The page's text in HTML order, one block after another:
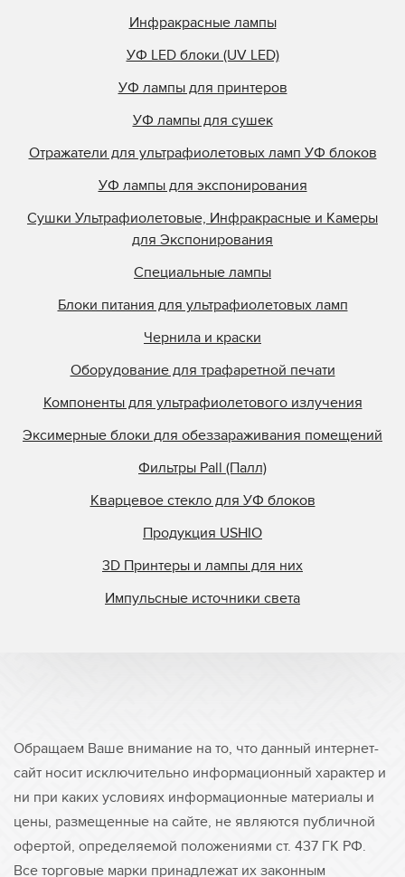
Инфракрасные лампы
УФ LED блоки (UV LED)
УФ лампы для принтеров
УФ лампы для сушек
Отражатели для ультрафиолетовых ламп УФ блоков
УФ лампы для экспонирования
Сушки Ультрафиолетовые, Инфракрасные и Камеры
для Экспонирования
Специальные лампы
Блоки питания для ультрафиолетовых ламп
Чернила и краски
Оборудование для трафаретной печати
Компоненты для ультрафиолетового излучения
Эксимерные блоки для обеззараживания помещений
Фильтры Pall (Палл)
Кварцевое стекло для УФ блоков
Продукция USHIO
3D Принтеры и лампы для них
Импульсные источники света
Обращаем Ваше внимание на то, что данный интернет-
сайт носит исключительно информационный характер и
ни при каких условиях информационные материалы и
цены, размещенные на сайте, не являются публичной
офертой, определяемой положениями ст. 437 ГК РФ.
Все торговые марки принадлежат их законным